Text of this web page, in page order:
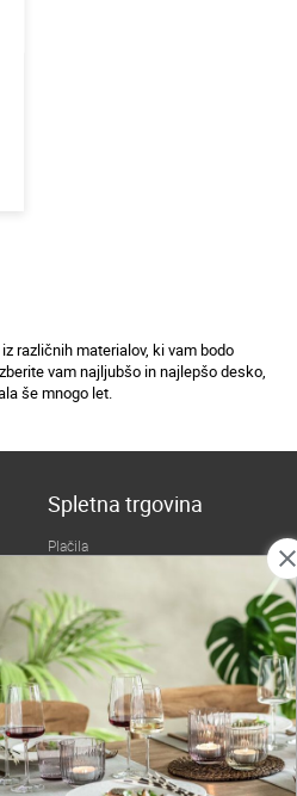
različnih materialov, ki vam bodo
vam najljubšo in najlepšo desko,
še mnogo let.
Spletna trgovina
Plačila
Pogoji poslovanja
B2B spletna trgovina
O podjetju